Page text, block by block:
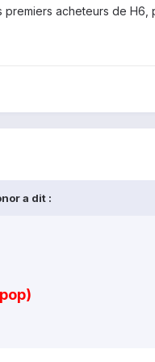
acheteurs de H6,
a dit :